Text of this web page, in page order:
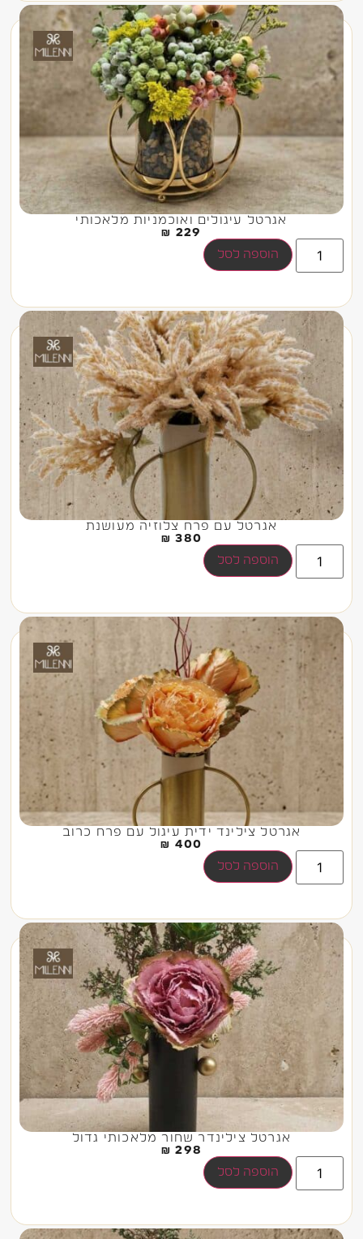
אגרטל עיגולים ואוכמניות מלאכותי
229
₪
הוספה לסל
אגרטל עם פרח צלוזיה מעושנת
380
₪
הוספה לסל
אגרטל צילינד ידית עיגול עם פרח כרוב
400
₪
הוספה לסל
אגרטל צילינדר שחור מלאכותי גדול
298
₪
הוספה לסל